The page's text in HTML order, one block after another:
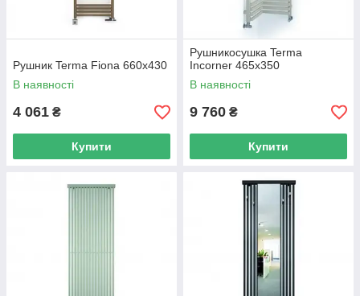
Рушник Terma Fiona 660х430
В наявності
4 061 ₴
Купити
Рушникосушка Terma
Incorner 465х350
В наявності
9 760 ₴
Купити